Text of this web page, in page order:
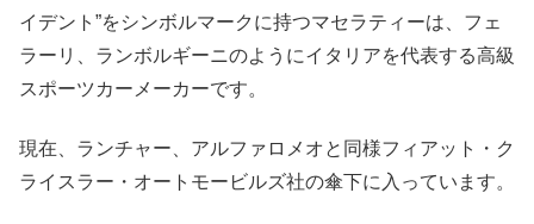
イデント”をシンボルマークに持つマセラティーは、フェ
ラーリ、ランボルギーニのようにイタリアを代表する高級
スポーツカーメーカーです。
現在、ランチャー、アルファロメオと同様フィアット・ク
ライスラー・オートモービルズ社の傘下に入っています。